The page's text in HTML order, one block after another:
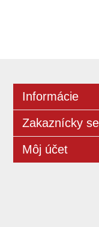
Informácie
Zakaznícky
Môj účet